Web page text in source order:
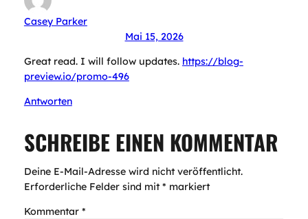
Casey Parker
Mai 15, 2026
Great read. I will follow updates. https://blog-
preview.io/promo-496
Antworten
SCHREIBE EINEN KOMMENTAR
Deine E-Mail-Adresse wird nicht veröffentlicht.
Erforderliche Felder sind mit* markiert
Kommentar *